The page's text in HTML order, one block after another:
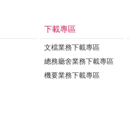
下載專區
文檔業務下載專區
總務廳舍業務下載專區
機要業務下載專區